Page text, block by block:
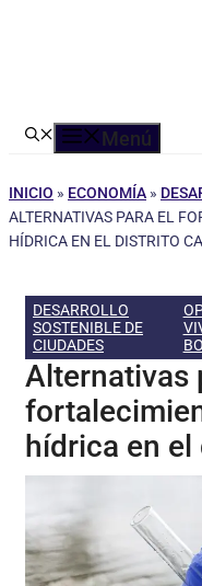
Menú
INICIO » ECONOMÍA »
ALTERNATIVAS PARA EL
HÍDRICA EN EL DISTRITO
DESARROLLO
SOSTENIBLE DE
CIUDADES
Alternativas
hídrica en